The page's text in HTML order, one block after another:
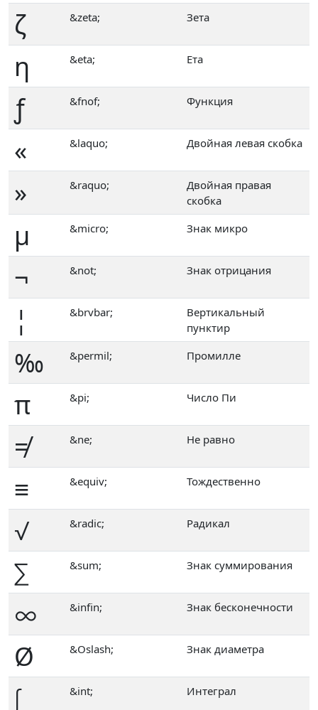
ζ &zeta; Зета
η &eta; Ета
ƒ &fnof; Функция
« &laquo; Двойная левая скобка
» &raquo;
Двойная правая
скобка
µ &micro; Знак микро
¬ &not; Знак отрицания
¦ &brvbar;
Вертикальный
пунктир
‰ &permil; Промилле
π &pi; Число Пи
≠ &ne; Не равно
≡ &equiv; Тождественно
√ &radic; Радикал
∑ &sum; Знак суммирования
∞ &infin; Знак бесконечности
Ø &Oslash; Знак диаметра
∫ &int; Интеграл